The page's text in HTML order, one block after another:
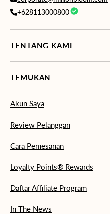
+628113000800
TENTANG KAMI
TEMUKAN
Akun Saya
Review Pelanggan
Cara Pemesanan
Loyalty Points® Rewards
Daftar Affiliate Program
In The News